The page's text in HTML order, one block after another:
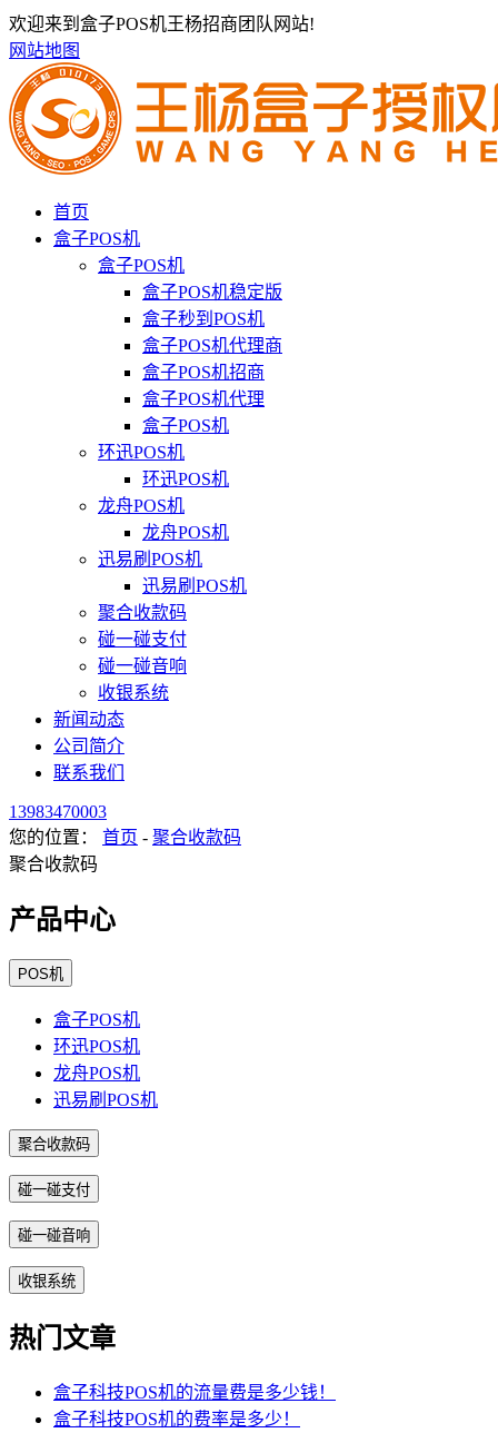
欢迎来到盒子POS机王杨招商团队网站!
网站地图
首页
盒子POS机
盒子POS机
盒子POS机稳定版
盒子秒到POS机
盒子POS机代理商
盒子POS机招商
盒子POS机代理
盒子POS机
环迅POS机
环迅POS机
龙舟POS机
龙舟POS机
迅易刷POS机
迅易刷POS机
聚合收款码
碰一碰支付
碰一碰音响
收银系统
新闻动态
公司简介
联系我们
13983470003
您的位置： 首页 - 聚合收款码
聚合收款码
产品中心
POS机
盒子POS机
环迅POS机
龙舟POS机
迅易刷POS机
聚合收款码
碰一碰支付
碰一碰音响
收银系统
热门文章
盒子科技POS机的流量费是多少钱！
盒子科技POS机的费率是多少！